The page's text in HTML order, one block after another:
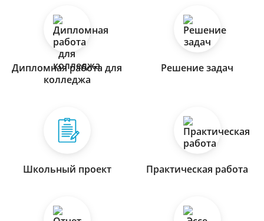
Дипломная работа для
колледжа
Решение задач
Школьный проект Практическая работа